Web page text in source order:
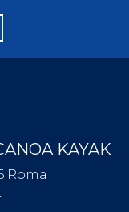
KAYAK
Roma